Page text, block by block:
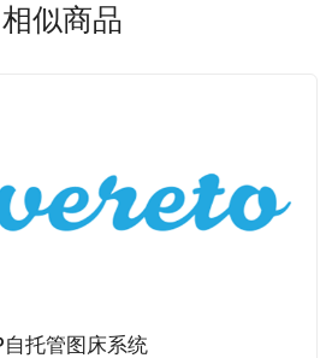
相似商品
托管图床系统